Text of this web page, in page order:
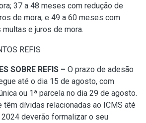
37 a 48 meses com redução de
de mora; e 49 a 60 meses com
e juros de mora.
SOBRE REFIS – O prazo de adesão
até o dia 15 de agosto, com
ou 1ª parcela no dia 29 de agosto.
têm dívidas relacionadas ao ICMS até
deverão formalizar o seu